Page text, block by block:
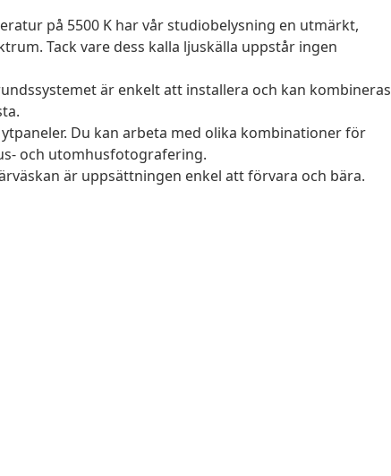
på 5500 K har vår studiobelysning en utmärkt,
Tack vare dess kalla ljuskälla uppstår ingen
är enkelt att installera och kan kombineras
Du kan arbeta med olika kombinationer för
och utomhusfotografering.
är uppsättningen enkel att förvara och bära.